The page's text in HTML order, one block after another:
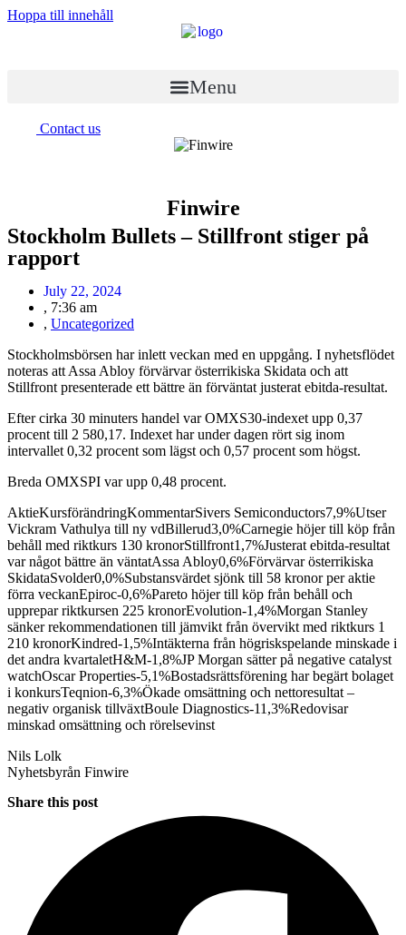
Hoppa till innehåll
Menu
Contact us
Finwire
Stockholm Bullets – Stillfront stiger på
rapport
July 22, 2024
, 7:36 am
, Uncategorized
Stockholmsbörsen har inlett veckan med en uppgång. I nyhetsflödet
noteras att Assa Abloy förvärvar österrikiska Skidata och att
Stillfront presenterade ett bättre än förväntat justerat ebitda-resultat.
Efter cirka 30 minuters handel var OMXS30-indexet upp 0,37
procent till 2 580,17. Indexet har under dagen rört sig inom
intervallet 0,32 procent som lägst och 0,57 procent som högst.
Breda OMXSPI var upp 0,48 procent.
AktieKursförändringKommentarSivers Semiconductors7,9%Utser
Vickram Vathulya till ny vdBillerud3,0%Carnegie höjer till köp från
behåll med riktkurs 130 kronorStillfront1,7%Justerat ebitda-resultat
var något bättre än väntatAssa Abloy0,6%Förvärvar österrikiska
SkidataSvolder0,0%Substansvärdet sjönk till 58 kronor per aktie
förra veckanEpiroc-0,6%Pareto höjer till köp från behåll och
upprepar riktkursen 225 kronorEvolution-1,4%Morgan Stanley
sänker rekommendationen till jämvikt från övervikt med riktkurs 1
210 kronorKindred-1,5%Intäkterna från högriskspelande minskade i
det andra kvartaletH&M-1,8%JP Morgan sätter på negative catalyst
watchOscar Properties-5,1%Bostadsrättsförening har begärt bolaget
i konkursTeqnion-6,3%Ökade omsättning och nettoresultat –
negativ organisk tillväxtBoule Diagnostics-11,3%Redovisar
minskad omsättning och rörelsevinst
Nils Lolk
Nyhetsbyrån Finwire
Share this post